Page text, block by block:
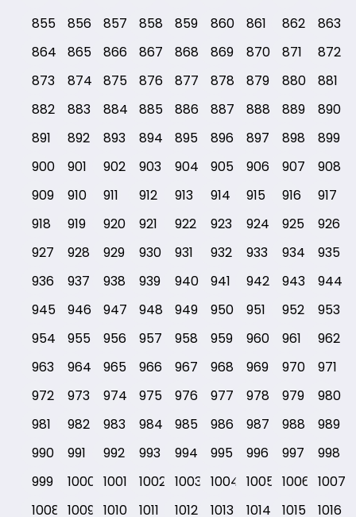
855
856 857 858 859 860 861 862
863
864
865 866 867 868 869 870 871
872
873
874 875 876 877 878 879 880
881
882
883 884 885 886 887 888 889
890
891
892 893 894 895 896 897 898
899
900
901 902 903 904 905 906 907
908
909
910 911 912 913 914 915 916
917
918
919 920 921 922 923 924 925
926
927
928 929 930 931 932 933 934
935
936
937 938 939 940 941 942 943
944
945
946 947 948 949 950 951 952
953
954
955 956 957 958 959 960 961
962
963
964 965 966 967 968 969 970
971
972
973 974 975 976 977 978 979
980
981
982 983 984 985 986 987 988
989
990
991 992 993 994 995 996 997
998
999
1000 1001 1002 1003 1004 1005 1006 1007
1008 1009 1010 1011 1012 1013 1014 1015
1016